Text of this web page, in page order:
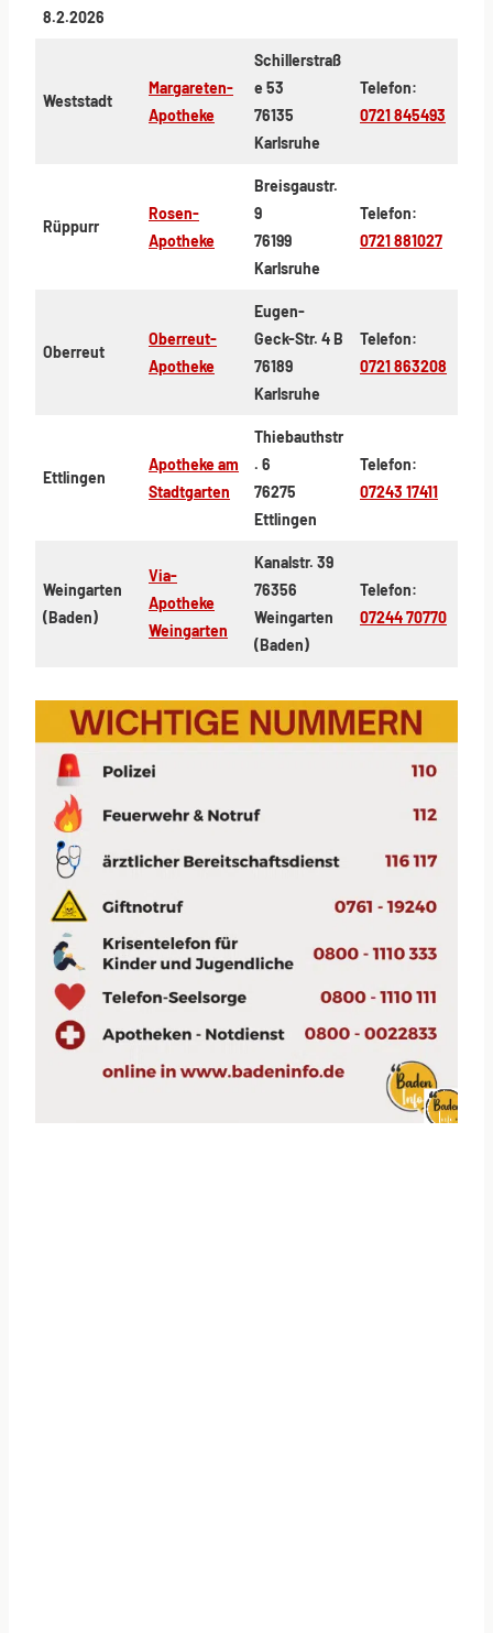
8.2.2026
Weststadt
Margareten-
Apotheke
Schillerstraß
e 53
76135
Karlsruhe
Telefon:
0721 845493
Rüppurr
Rosen-
Apotheke
Breisgaustr.
9
76199
Karlsruhe
Telefon:
0721 881027
Oberreut
Oberreut-
Apotheke
Eugen-
Geck-Str. 4 B
76189
Karlsruhe
Telefon:
0721 863208
Ettlingen
Apotheke am
Stadtgarten
Thiebauthstr
. 6
76275
Ettlingen
Telefon:
07243 17411
Weingarten
(Baden)
Via-
Apotheke
Weingarten
Kanalstr. 39
76356
Weingarten
(Baden)
Telefon:
07244 70770